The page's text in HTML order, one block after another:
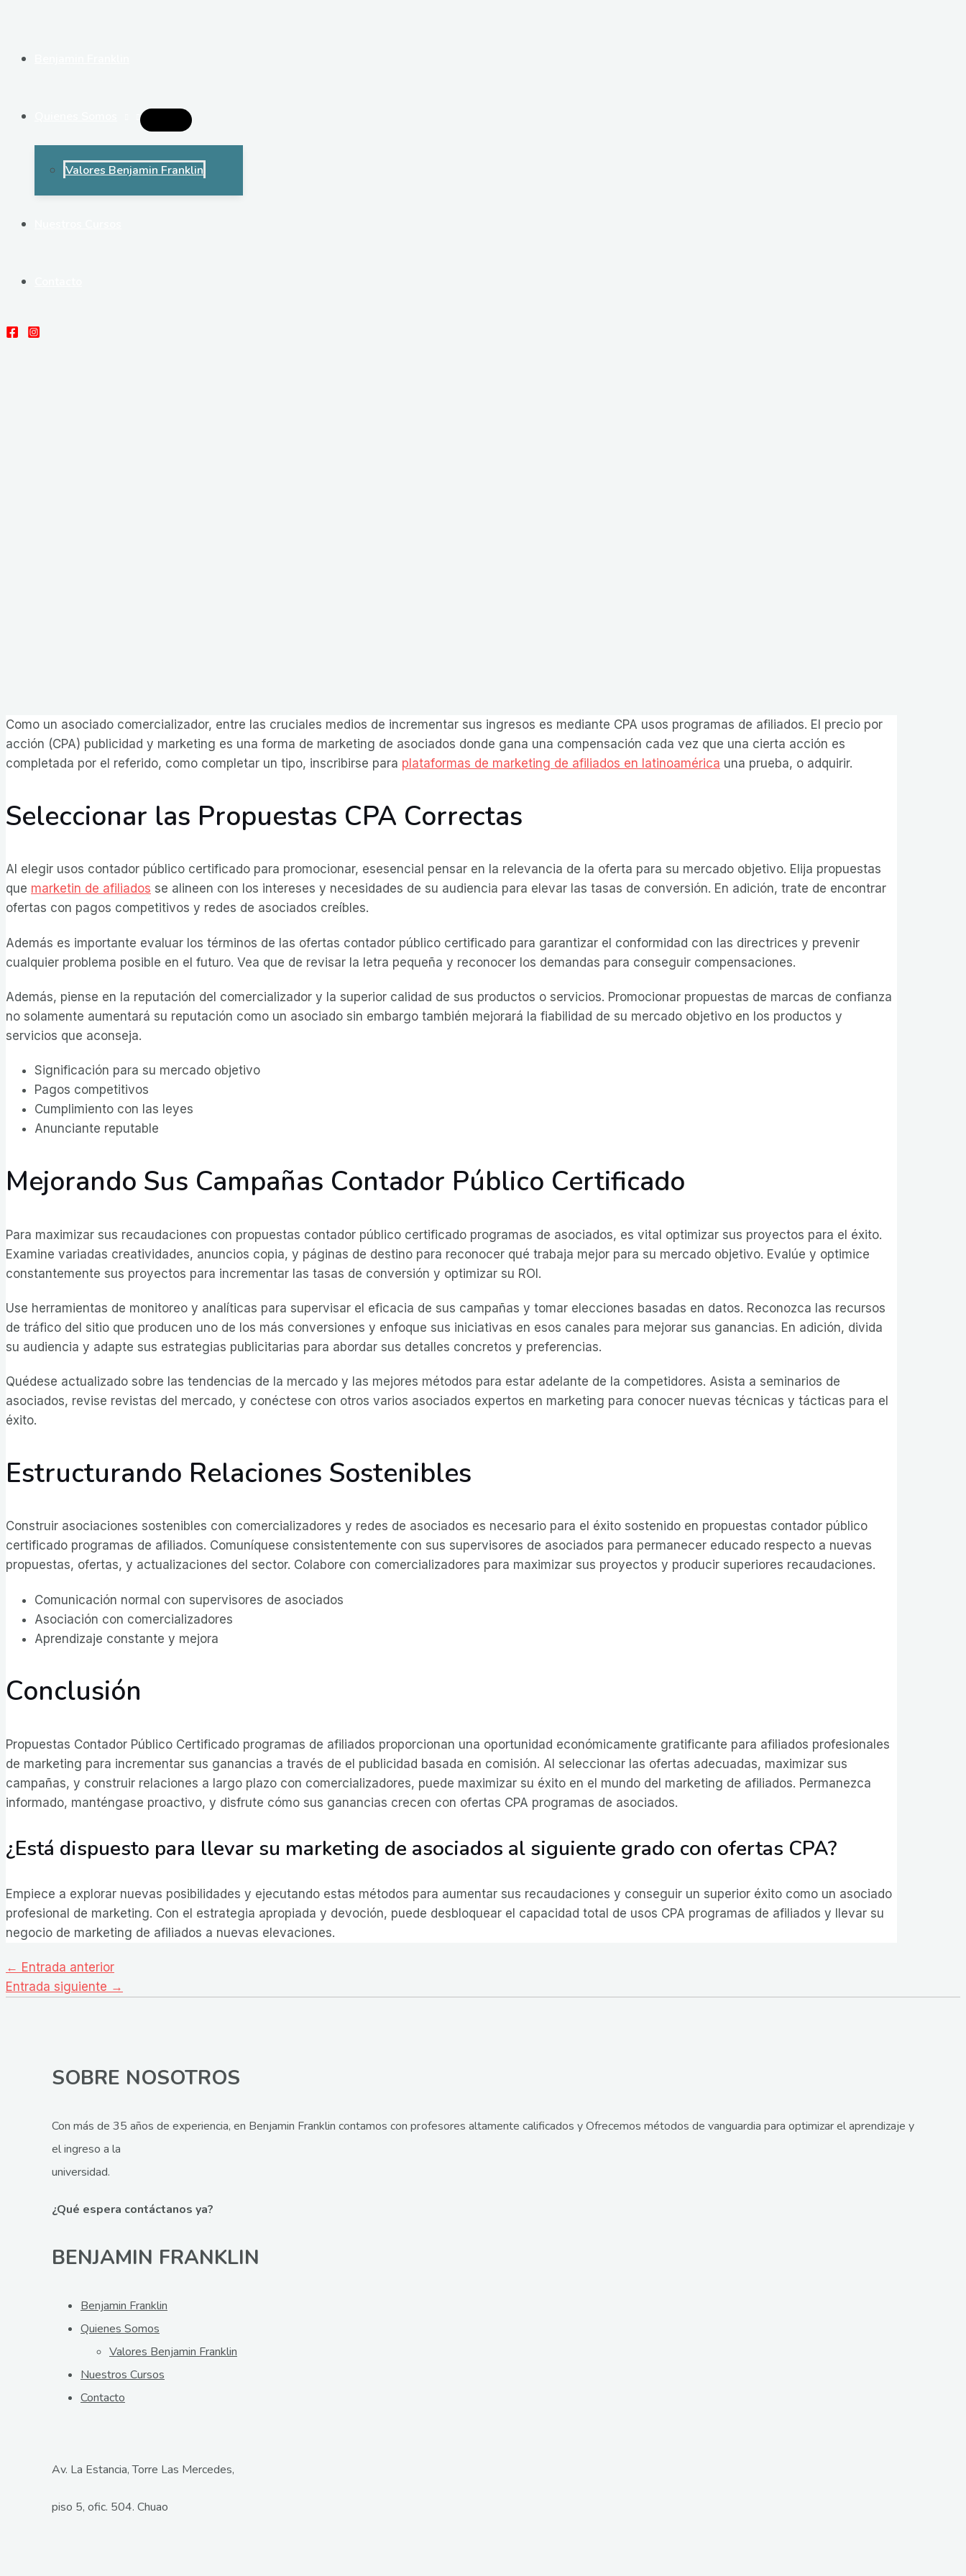
contenido
Alternar
Menú
Valores Benjamin Franklin
Como un asociado comercializador, entre las cruciales medios de incrementar sus ingresos es mediante CPA usos programas de afiliados. El precio por
acción (CPA) publicidad y marketing es una forma de marketing de asociados donde gana una compensación cada vez que una cierta acción es
completada por el referido, como completar un tipo, inscribirse para plataformas de marketing de afiliados en latinoamérica una prueba, o adquirir.
Seleccionar las Propuestas CPA Correctas
Al elegir usos contador público certificado para promocionar, esesencial pensar en la relevancia de la oferta para su mercado objetivo. Elija propuestas
que marketin de afiliados se alineen con los intereses y necesidades de su audiencia para elevar las tasas de conversión. En adición, trate de encontrar
ofertas con pagos competitivos y redes de asociados creíbles.
Además es importante evaluar los términos de las ofertas contador público certificado para garantizar el conformidad con las directrices y prevenir
cualquier problema posible en el futuro. Vea que de revisar la letra pequeña y reconocer los demandas para conseguir compensaciones.
Además, piense en la reputación del comercializador y la superior calidad de sus productos o servicios. Promocionar propuestas de marcas de confianza
no solamente aumentará su reputación como un asociado sin embargo también mejorará la fiabilidad de su mercado objetivo en los productos y
servicios que aconseja.
Significación para su mercado objetivo
Pagos competitivos
Cumplimiento con las leyes
Anunciante reputable
Mejorando Sus Campañas Contador Público Certificado
Para maximizar sus recaudaciones con propuestas contador público certificado programas de asociados, es vital optimizar sus proyectos para el éxito.
Examine variadas creatividades, anuncios copia, y páginas de destino para reconocer qué trabaja mejor para su mercado objetivo. Evalúe y optimice
constantemente sus proyectos para incrementar las tasas de conversión y optimizar su ROI.
Use herramientas de monitoreo y analíticas para supervisar el eficacia de sus campañas y tomar elecciones basadas en datos. Reconozca las recursos
de tráfico del sitio que producen uno de los más conversiones y enfoque sus iniciativas en esos canales para mejorar sus ganancias. En adición, divida
su audiencia y adapte sus estrategias publicitarias para abordar sus detalles concretos y preferencias.
Quédese actualizado sobre las tendencias de la mercado y las mejores métodos para estar adelante de la competidores. Asista a seminarios de
asociados, revise revistas del mercado, y conéctese con otros varios asociados expertos en marketing para conocer nuevas técnicas y tácticas para el
éxito.
Estructurando Relaciones Sostenibles
Construir asociaciones sostenibles con comercializadores y redes de asociados es necesario para el éxito sostenido en propuestas contador público
certificado programas de afiliados. Comuníquese consistentemente con sus supervisores de asociados para permanecer educado respecto a nuevas
propuestas, ofertas, y actualizaciones del sector. Colabore con comercializadores para maximizar sus proyectos y producir superiores recaudaciones.
Comunicación normal con supervisores de asociados
Asociación con comercializadores
Aprendizaje constante y mejora
Conclusión
Propuestas Contador Público Certificado programas de afiliados proporcionan una oportunidad económicamente gratificante para afiliados profesionales
de marketing para incrementar sus ganancias a través de el publicidad basada en comisión. Al seleccionar las ofertas adecuadas, maximizar sus
campañas, y construir relaciones a largo plazo con comercializadores, puede maximizar su éxito en el mundo del marketing de afiliados. Permanezca
informado, manténgase proactivo, y disfrute cómo sus ganancias crecen con ofertas CPA programas de asociados.
¿Está dispuesto para llevar su marketing de asociados al siguiente grado con ofertas CPA?
Empiece a explorar nuevas posibilidades y ejecutando estas métodos para aumentar sus recaudaciones y conseguir un superior éxito como un asociado
profesional de marketing. Con el estrategia apropiada y devoción, puede desbloquear el capacidad total de usos CPA programas de afiliados y llevar su
negocio de marketing de afiliados a nuevas elevaciones.
Navegación
de
← Entrada anterior
Entrada siguiente →
SOBRE NOSOTROS
Con más de 35 años de experiencia, en Benjamin Franklin contamos con profesores altamente calificados y Ofrecemos métodos de vanguardia para optimizar el aprendizaje y
el ingreso a la
universidad.
¿Qué espera contáctanos ya?
BENJAMIN FRANKLIN
Benjamin Franklin
Quienes Somos
Valores Benjamin Franklin
Nuestros Cursos
Contacto
Av. La Estancia, Torre Las Mercedes,
piso 5, ofic. 504. Chuao